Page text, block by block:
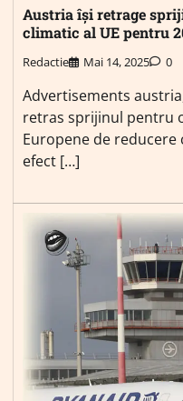
Austria își retrage
climatic al UE pentru
Redactie Mai 14, 2025 0
Advertisements
retras sprijinul pentru
Europene de reducere
efect […]